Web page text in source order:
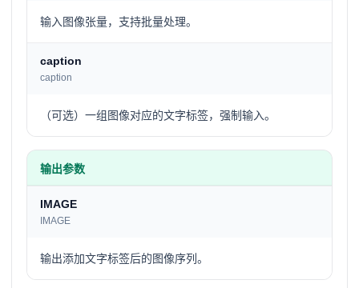
输入图像张量，支持批量处理。
caption
caption
（可选）一组图像对应的文字标签，强制输入。
输出参数
IMAGE
IMAGE
输出添加文字标签后的图像序列。